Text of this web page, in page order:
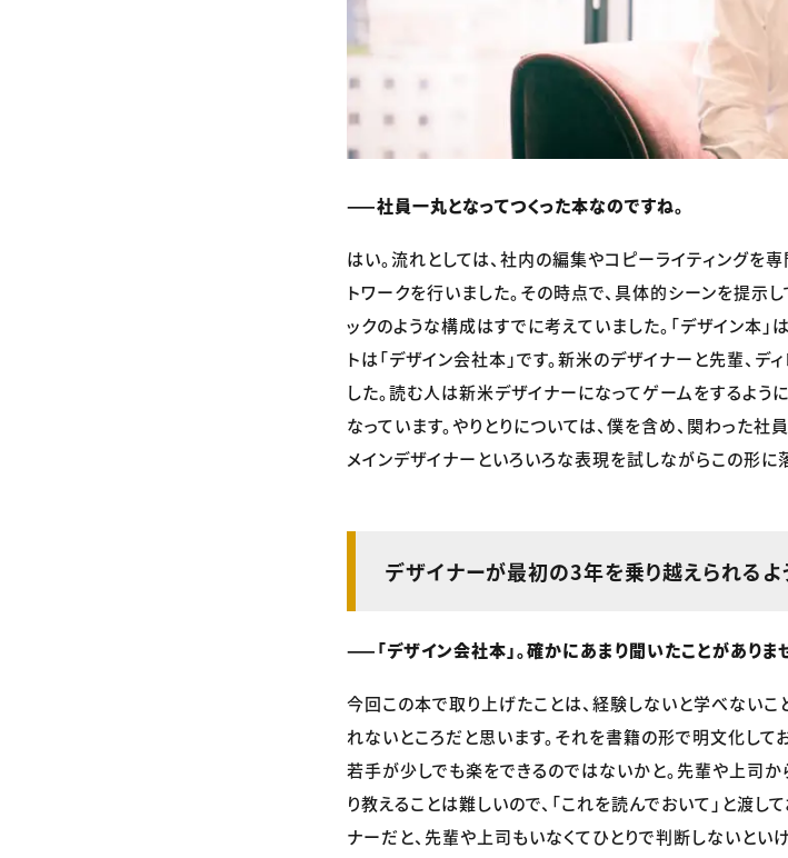
——社員一丸となってつくった本なのですね。
はい。流れとしては、社内の編集やコピーライティングを
トワークを行いました。その時点で、具体的シーンを提示
ックのような構成はすでに考えていました。「デザイン本
トは「デザイン会社本」です。新米のデザイナーと先輩、
した。読む人は新米デザイナーになってゲームをするよ
なっています。やりとりについては、僕を含め、関わった社
メインデザイナーといろいろな表現を試しながらこの形に
デザイナーが最初の3年を乗り越えられるよ
——「デザイン会社本」。確かにあまり聞いたことがありま
今回この本で取り上げたことは、経験しないと学べない
れないところだと思います。それを書籍の形で明文化して
若手が少しでも楽をできるのではないかと。先輩や上司
り教えることは難しいので、「これを読んでおいて」と渡し
ナーだと、先輩や上司もいなくてひとりで判断しないと